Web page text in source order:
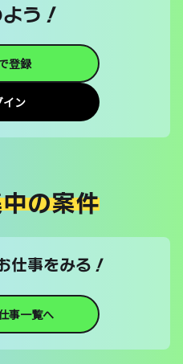
う！
登録
イン
の案件
仕事をみる！
事一覧へ